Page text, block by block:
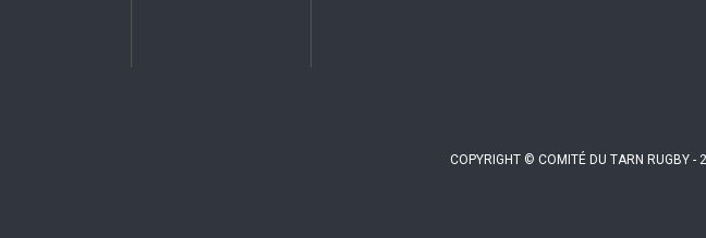
COPYRIGHT © COMITÉ DU TARN